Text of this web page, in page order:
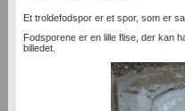
Et troldefodspor er et spor, som er
Fodsporene er en lille flise, der kan
billedet.